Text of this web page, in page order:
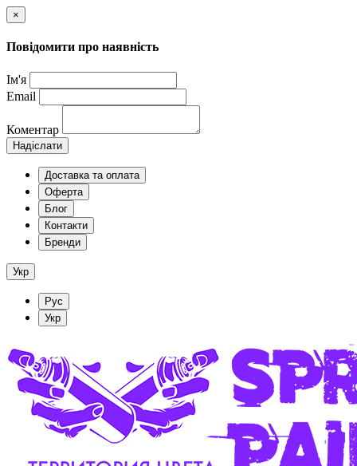
×
Повідомити про наявність
Ім'я
Email
Коментар
Надіслати
Доставка та оплата
Оферта
Блог
Контакти
Бренди
Укр
Рус
Укр